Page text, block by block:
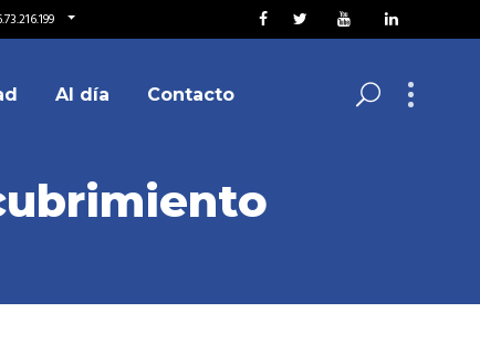
Al día Contacto